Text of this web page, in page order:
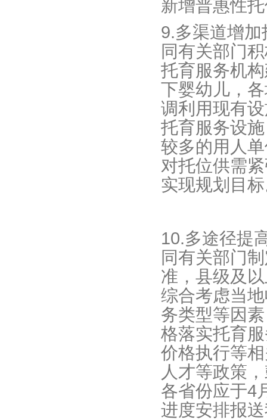
新增普惠性
9.多渠道增
同有关部门
托育服务机
下婴幼儿，
调利用现有
托育服务设
较多的用人
对托位供需
实现规划目
10.多途径提
同有关部门
准，县级及
综合考虑当
务类型等因
格落实托育
价格执行等
人才等政策
各省份应于4
进度安排报